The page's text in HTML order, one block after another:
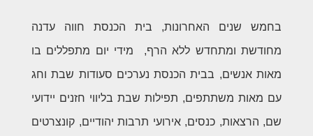
בחמש שנים האחרונות, בית הכנסת חווה עדנה
מחודשת ומתחדש ללא הרף, מידי יום מתפללים בו
מאות אנשים, בבית הכנסת נערכים סעודות שבת וחג
עם מאות משתתפים, תפילות שבת בליווי חזנים יידועי
שם, הרצאות, כנסים, אירועי תרבות יהודיים, קונצרטים